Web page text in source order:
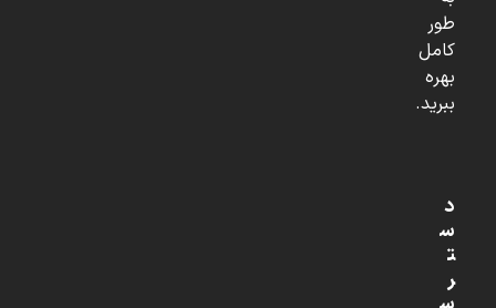
طور
کامل
بهره
ببرید.
د
س
ت
ر